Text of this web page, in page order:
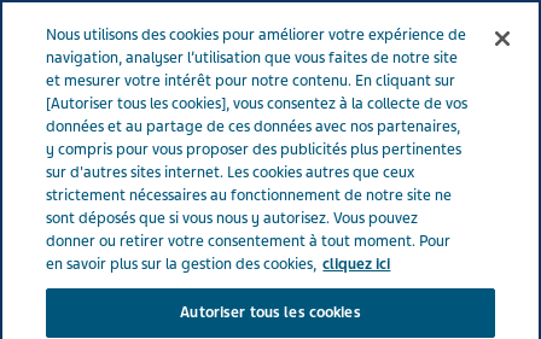
Menu
France Nos Produits CANDESARTAN TEVA® 4 mg (bte de 30)
CANDESARTAN TEVA® 4
mg (bte de 30)
Nous utilisons des cookies pour améliorer votre expérience de
navigation, analyser l’utilisation que vous faites de notre site
et mesurer votre intérêt pour notre contenu. En cliquant sur
[Autoriser tous les cookies], vous consentez à la collecte de vos
données et au partage de ces données avec nos partenaires,
y compris pour vous proposer des publicités plus pertinentes
sur d'autres sites internet. Les cookies autres que ceux
strictement nécessaires au fonctionnement de notre site ne
sont déposés que si vous nous y autorisez. Vous pouvez
donner ou retirer votre consentement à tout moment. Pour
en savoir plus sur la gestion des cookies, cliquez ici
Autoriser tous les cookies